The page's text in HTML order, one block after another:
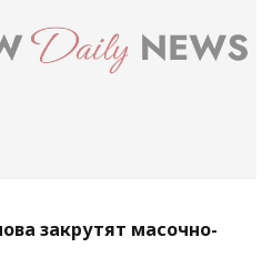
закрутят масочно-